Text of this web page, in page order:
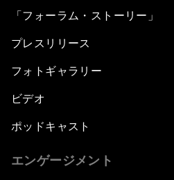
「フォーラム・ストーリー」
プレスリリース
フォトギャラリー
ビデオ
ポッドキャスト
エンゲージメント